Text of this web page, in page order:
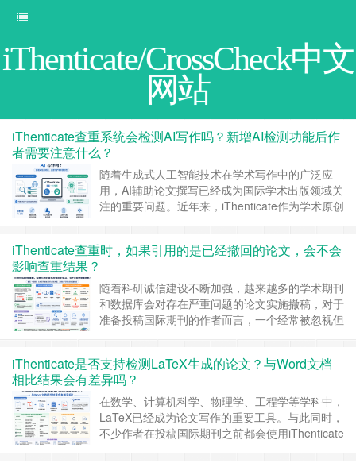
iThenticate/CrossCheck中文
网站
iThenticate查重系统会检测AI写作吗？新增AI检测功能后作
者需要注意什么？
随着生成式人工智能技术在学术写作中的广泛应
用，AI辅助论文撰写已经成为国际学术出版领域关
注的重要问题。近年来，iThenticate作为学术原创
统的文本相似性分析，进一步延伸到对AI生成文本
iThenticate是否能够准…… 继续阅读 »
iThenticate查重时，如果引用的是已经撤回的论文，会不会
影响查重结果？
随着科研诚信建设不断加强，越来越多的学术期刊
和数据库会对存在严重问题的论文实施撤稿，对于
准备投稿国际期刊的作者而言，一个经常被忽视但
时，会不会因此提高相似率？查重系统是否能够识
别文献已经撤稿？编辑是否会因此认为作者存在学
术不端？ 实际上，论文……继续阅读 »
iThenticate是否支持检测LaTeX生成的论文？与Word文档
相比结果会有差异吗？
在数学、计算机科学、物理学、工程学等学科中，
LaTeX已经成为论文写作的重要工具。与此同时，
不少作者在投稿国际期刊之前都会使用iThenticate